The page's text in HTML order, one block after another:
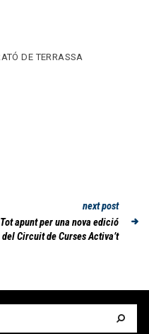
DE TERRASSA
next post
Tot apunt per una nova edició
del Circuit de Curses Activa’t